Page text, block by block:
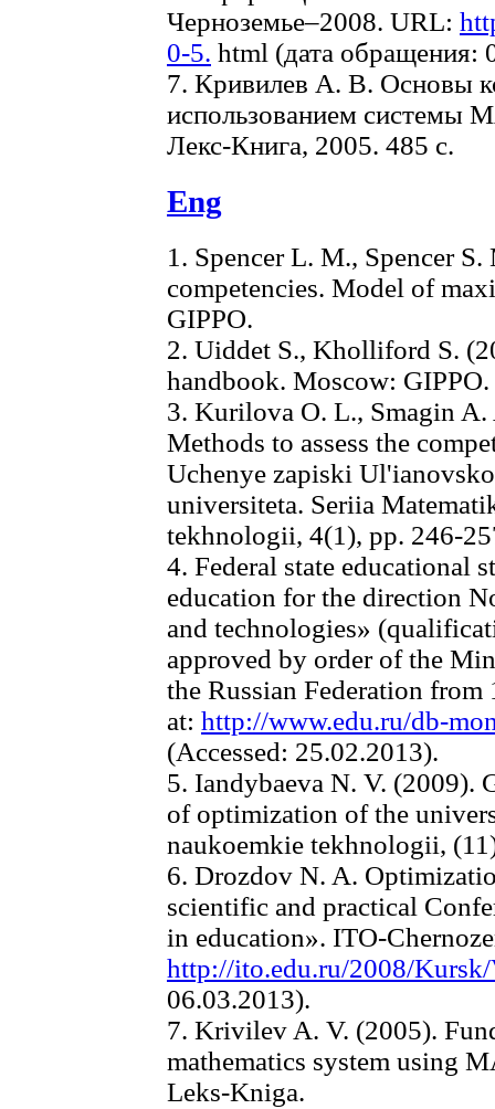
Черноземье–2008. URL:
0-5. html (дата обращения:
7. Кривилев А. В. Основы
использованием системы
Лекс-Книга, 2005. 485 с.
Eng
1. Spencer L. M., Spencer
competencies. Model of
GIPPO.
2. Uiddet S., Kholliford S.
handbook. Moscow: GIPPO.
3. Kurilova O. L., Smagin
Methods to assess the
Uchenye zapiski
universiteta. Seriia
tekhnologii, 4(1), pp. 246-
4. Federal state educational
education for the direction
and technologies»
approved by order of the
the Russian Federation
at: http://www.edu.ru/db-
(Accessed: 25.02.2013).
5. Iandybaeva N. V. (2009).
of optimization of the
naukoemkie tekhnologii,
6. Drozdov N. A.
scientific and practical
in education». ITO-
http://ito.edu.ru/2008/
06.03.2013).
7. Krivilev A. V. (2005).
mathematics system using
Leks-Kniga.